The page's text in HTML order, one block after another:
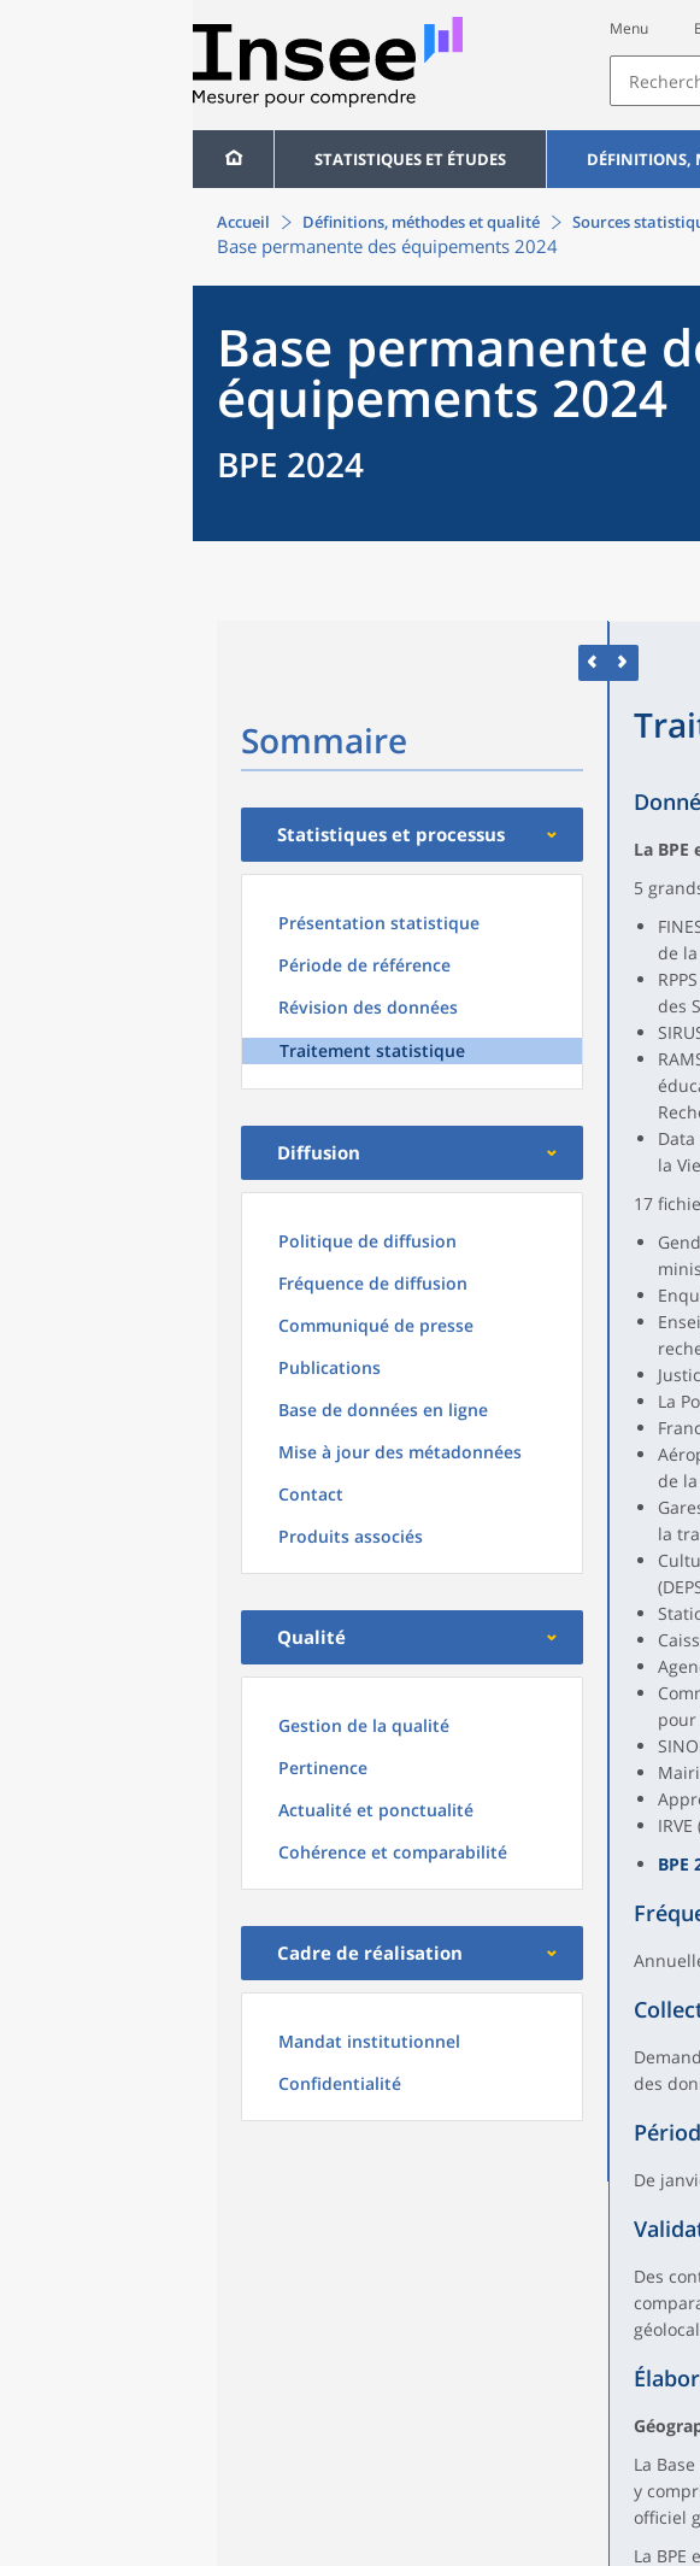
Menu
STATISTIQUES ET ÉTUDES DÉFINITIONS,
Accueil Définitions, méthodes et qualité Sources
Base permanente des équipements 2024
Base permanente
équipements 2024
BPE 2024
Sommaire
Statistiques et processus
Présentation statistique
Période de référence
Révision des données
Traitement statistique
Diffusion
Politique de diffusion
Fréquence de diffusion
Communiqué de presse
Publications
Base de données en ligne
Mise à jour des métadonnées
Contact
Produits associés
Qualité
Gestion de la qualité
Pertinence
Actualité et ponctualité
Cohérence et comparabilité
Cadre de réalisation
Mandat institutionnel
Confidentialité
La
5
de
des
la
17
La
de
la
pour
BPE
des
De
Des
La
y
officiel
La BPE